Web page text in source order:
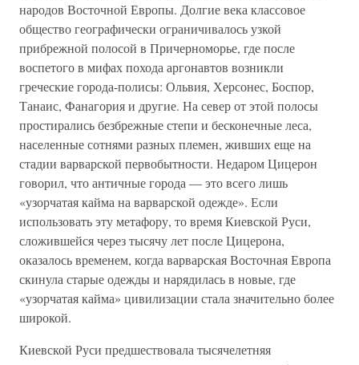
народов Восточной Европы. Долгие века классовое
общество географически ограничивалось узкой
прибрежной полосой в Причерноморье, где после
воспетого в мифах похода аргонавтов возникли
греческие города-полисы: Ольвия, Херсонес, Боспор,
Танаис, Фанагория и другие. На север от этой полосы
простирались безбрежные степи и бесконечные леса,
населенные сотнями разных племен, живших еще на
стадии варварской первобытности. Недаром Цицерон
говорил, что античные города — это всего лишь
«узорчатая кайма на варварской одежде». Если
использовать эту метафору, то время Киевской Руси,
сложившейся через тысячу лет после Цицерона,
оказалось временем, когда варварская Восточная Европа
скинула старые одежды и нарядилась в новые, где
«узорчатая кайма» цивилизации стала значительно более
широкой.
Киевской Руси предшествовала тысячелетняя